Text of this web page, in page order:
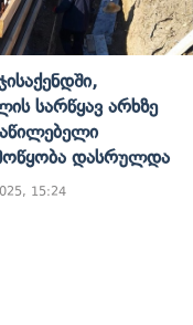
Სარწყავ Არხზე
Მოწყობა Დასრულდა
15:24